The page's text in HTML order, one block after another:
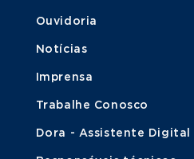
Ouvidoria
Notícias
Imprensa
Trabalhe Conosco
Dora - Assistente Digital